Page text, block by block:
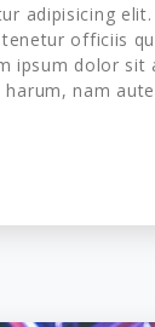
adipisicing
officiis
ipsum dolor sit
nam